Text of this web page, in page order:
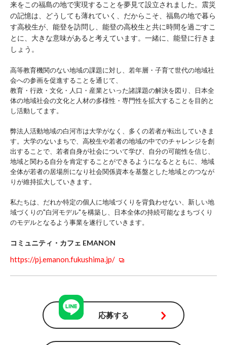
来をこの福島の地で実現することを夢見て設立されました。震災
の記憶は、どうしても薄れていく、だからこそ、福島の地で暮ら
す高校生が、能登を訪問し、能登の高校生と共に時間を過ごすこ
とに、大きな意味があると考えています。一緒に、能登に行きま
しょう。
高等教育機関のない地域の課題に対し、若年層・子育て世代の地域社
会への参画を促進することを通じて、
教育・行政・文化・人口・産業といった諸課題の解決を図り、日本全
体の地域社会の文化と人材の多様性・専門性を拡大することを目的と
し活動してます。
弊法人活動地域の白河市は大学がなく、多くの若者が転出していきま
す。大学のないまちで、高校生や若者の地域の中でのチャレンジを創
出することで、若者自身が社会について学び、自分の可能性を信じ、
地域と関わる自分を肯定することができるようになるとともに、地域
全体が若者の居場所になり社会関係資本を基盤とした地域とのつなが
りが維持拡大していきます。
私たちは、だれか特定の個人に地域づくりを背負わせない、新しい地
域づくりの"白河モデル"を構築し、日本全体の持続可能なまちづくり
のモデルとなるよう事業を遂行していきます。
コミュニティ・カフェ EMANON
https://pj.emanon.fukushima.jp/
応募する